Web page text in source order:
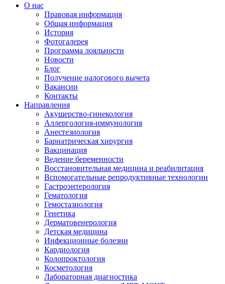
О нас
Правовая информация
Общая информация
История
Фотогалерея
Программа лояльности
Новости
Блог
Получение налогового вычета
Вакансии
Контакты
Направления
Акушерство-гинекология
Аллергология-иммунология
Анестезиология
Бариатрическая хирургия
Вакцинация
Ведение беременности
Восстановительная медицина и реабилитация
Вспомогательные репродуктивные технологии
Гастроэнтерология
Гематология
Гемостазиология
Генетика
Дерматовенерология
Детская медицина
Инфекционные болезни
Кардиология
Колопроктология
Косметология
Лабораторная диагностика